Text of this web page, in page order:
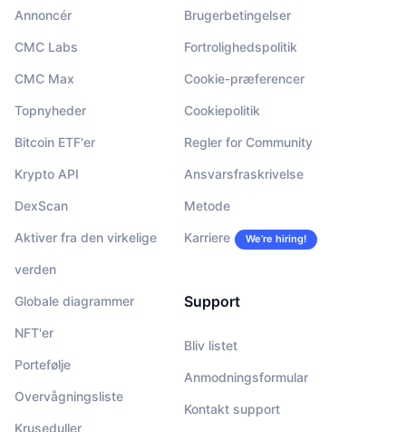
Annoncér
CMC Labs
CMC Max
Topnyheder
Bitcoin ETF'er
Krypto API
DexScan
Aktiver fra den virkelige
verden
Globale diagrammer
NFT'er
Portefølje
Overvågningsliste
Kruseduller
Brugerbetingelser
Fortrolighedspolitik
Cookie-præferencer
Cookiepolitik
Regler for Community
Ansvarsfraskrivelse
Metode
Karriere We’re hiring!
Support
Bliv listet
Anmodningsformular
Kontakt support